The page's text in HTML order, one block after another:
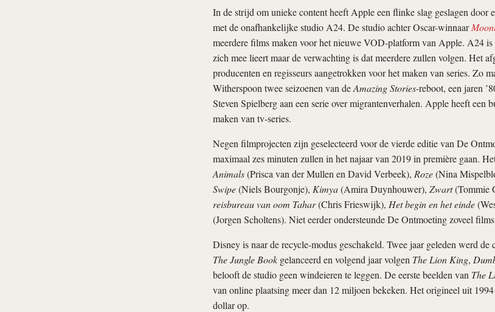
In de strijd om unieke content heeft Apple een flinke slag geslagen door
met de onafhankelijke studio A24. De studio achter Oscar-winnaar
meerdere films maken voor het nieuwe VOD-platform van Apple. A24
zich mee lieert maar de verwachting is dat meerdere zullen volgen. Het
producenten en regisseurs aangetrokken voor het maken van series. Zo
Witherspoon twee seizoenen van deAmazing Stories-reboot, een jaren
Steven Spielberg aan een serie over migrantenverhalen. Apple heeft een
maken van tv-series.
Negen filmprojecten zijn geselecteerd voor de vierde editie van De
maximaal zes minuten zullen in het najaar van 2019 in première gaan.
Animals(Prisca van der Mullen en David Verbeek), Roze(Nina
Swipe(Niels Bourgonje), Kimya(Amira Duynhouwer), Zwart(Tommie
reisbureau van oom Tahar(Chris Frieswijk), Het begin en het einde
(Jorgen Scholtens). Niet eerder ondersteunde De Ontmoeting zoveel
Disney is naar de recycle-modus geschakeld. Twee jaar geleden werd de
The Jungle Bookgelanceerd en volgend jaar volgen The Lion King,
belooft de studio geen windeieren te leggen. De eerste beelden van The
van online plaatsing meer dan 12 miljoen bekeken. Het origineel uit
dollar op.